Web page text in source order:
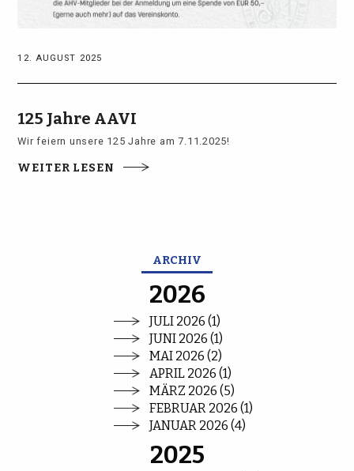
12. AUGUST 2025
125 Jahre AAVI
Wir feiern unsere 125 Jahre am 7.11.2025!
WEITER LESEN
ARCHIV
2026
JULI 2026 (1)
JUNI 2026 (1)
MAI 2026 (2)
APRIL 2026 (1)
MÄRZ 2026 (5)
FEBRUAR 2026 (1)
JANUAR 2026 (4)
2025